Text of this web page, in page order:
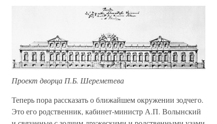
Проект дворца П.Б. Шереметева
Теперь пора рассказать о ближайшем окружении зодчего.
Это его родственник, кабинет-министр А.П. Волынский